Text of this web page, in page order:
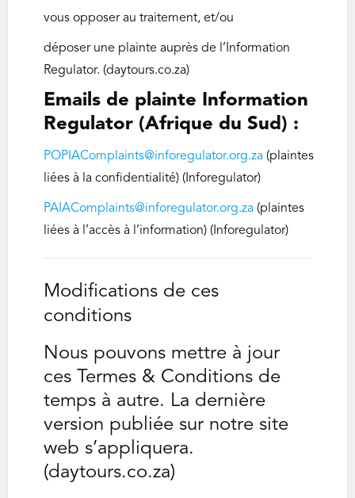
vous opposer au traitement, et/ou
déposer une plainte auprès de l’Information
Regulator. (daytours.co.za)
Emails de plainte Information
Regulator (Afrique du Sud) :
POPIAComplaints@inforegulator.org.za (plaintes
liées à la confidentialité) (Inforegulator)
PAIAComplaints@inforegulator.org.za (plaintes
liées à l’accès à l’information) (Inforegulator)
Modifications de ces
conditions
Nous pouvons mettre à jour
ces Termes & Conditions de
temps à autre. La dernière
version publiée sur notre site
web s’appliquera.
(daytours.co.za)